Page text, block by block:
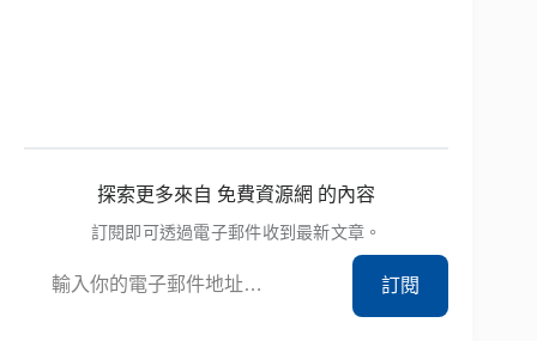
探索更多來自 免費資源網 的內容
訂閱即可透過電子郵件收到最新文章。
訂閱